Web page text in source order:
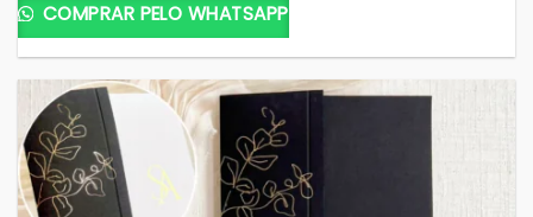
COMPRAR PELO WHATSAPP